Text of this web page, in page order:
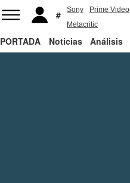
Sony Prime Video
Metacritic
PORTADA Noticias Análisis